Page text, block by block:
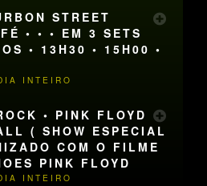
STREET
• • • EM 3 SETS
• 13H30 • 15H00 •
INTEIRO
• PINK FLOYD
( SHOW ESPECIAL
COM O FILME
PINK FLOYD
INTEIRO